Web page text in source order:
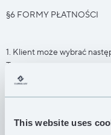
This website uses
§6 FORMY PŁATNOŚCI
1. Klient może wybrać
Towary:
1) przed odbiorem
internetowym bankowości